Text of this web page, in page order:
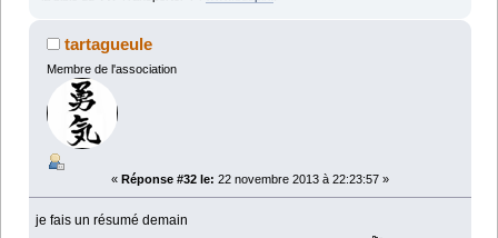
tartagueule
Membre de l'association
« Réponse #32 le: 22 novembre 2013 à 22:23:57 »
je fais un résumé demain